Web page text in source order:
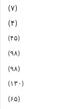
(۷)
(۴)
(۴۵)
(۹۸)
(۹۸)
(۱۳۰)
(۶۵)